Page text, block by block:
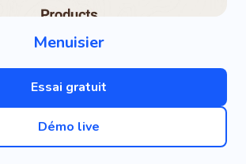
Menuisier
Essai gratuit
Démo live